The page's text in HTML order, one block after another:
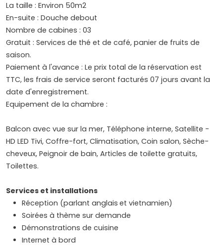
La taille : Environ 50m2
En-suite : Douche debout
Nombre de cabines : 03
Gratuit : Services de thé et de café, panier de fruits de
saison.
Paiement à l'avance : Le prix total de la réservation est
TTC, les frais de service seront facturés 07 jours avant la
date d'enregistrement.
Equipement de la chambre :
Balcon avec vue sur la mer, Téléphone interne, Satellite -
HD LED Tivi, Coffre-fort, Climatisation, Coin salon, Sèche-
cheveux, Peignoir de bain, Articles de toilette gratuits,
Toilettes.
Services et installations
Réception (parlant anglais et vietnamien)
Soirées à thème sur demande
Démonstrations de cuisine
Internet à bord